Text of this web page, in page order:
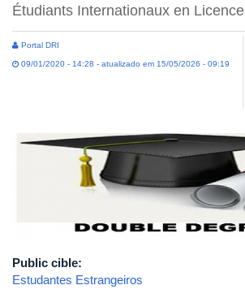
Étudiants Internationaux en Licence
Portal DRI
09/01/2020 - 14:28 - atualizado em 15/05/2026 - 09:19
Public cible:
Estudantes Estrangeiros